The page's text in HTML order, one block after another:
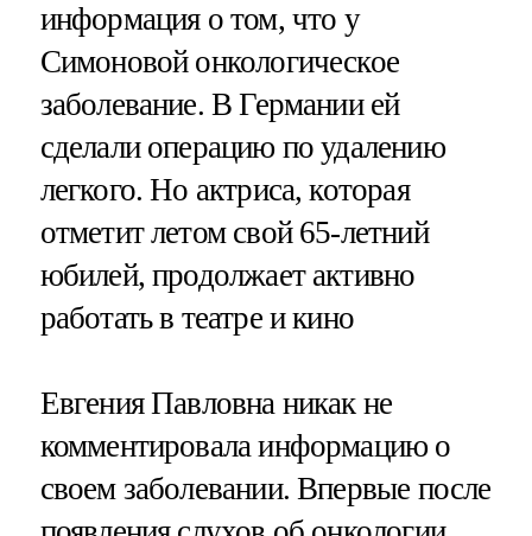
информация о том, что у
Симоновой онкологическое
заболевание. В Германии ей
сделали операцию по удалению
легкого. Но актриса, которая
отметит летом свой 65-летний
юбилей, продолжает активно
работать в театре и кино
Евгения Павловна никак не
комментировала информацию о
своем заболевании. Впервые после